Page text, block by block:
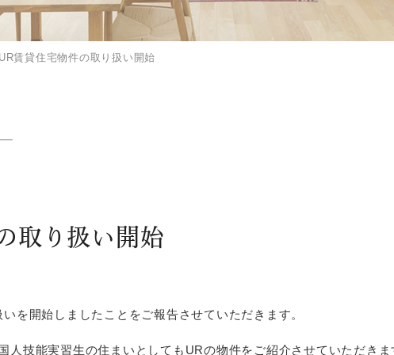
UR賃貸住宅物件の取り扱い開始
取り扱い開始
を開始しましたことをご報告させていただきます。
人技能実習生の住まいとしてもURの物件をご紹介させていただきま